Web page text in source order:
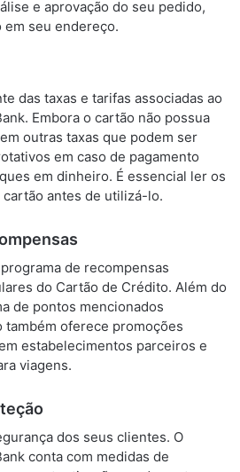
e aprovação do seu pedido,
seu endereço.
das taxas e tarifas associadas ao
Embora o cartão não possua
outras taxas que podem ser
em caso de pagamento
em dinheiro. É essencial ler os
antes de utilizá-lo.
de recompensas
do Cartão de Crédito. Além do
de pontos mencionados
oferece promoções
estabelecimentos parceiros e
viagens.
dos seus clientes. O
conta com medidas de